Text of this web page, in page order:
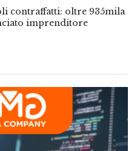
contraffatti: oltre 935mila
imprenditore